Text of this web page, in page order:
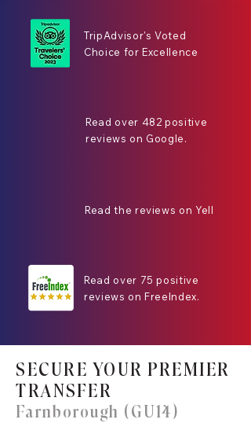
TripAdvisor's Voted
Choice for Excellence
Read over 482 positive
reviews on Google.
Read the reviews on Yell
Read over 75 positive
reviews on FreeIndex.
SECURE YOUR PREMIER
TRANSFER
Farnborough (GU14)